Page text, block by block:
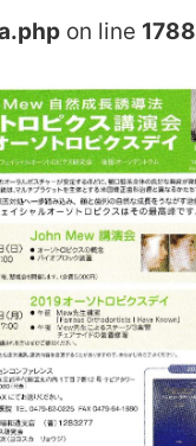
on line 1788